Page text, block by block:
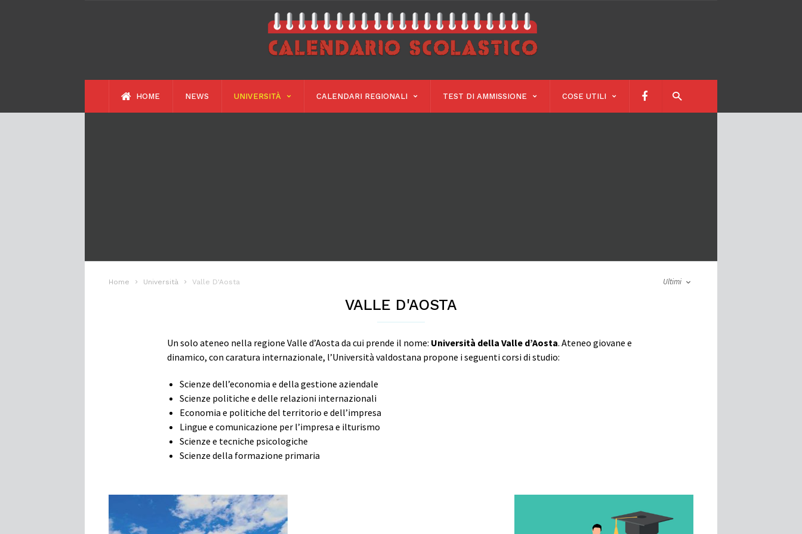
HOME NEWS UNIVERSITÀ CALENDARI REGIONALI TEST DI AMMISSIONE COSE UTILI
Home Università Valle D'Aosta Ultimi
VALLE D'AOSTA
Un solo ateneo nella regione Valle d’Aosta da cui prende il nome: Università della Valle d’Aosta. Ateneo giovane e
dinamico, con caratura internazionale, l’Università valdostana propone i seguenti corsi di studio:
Scienze dell’economia e della gestione aziendale
Scienze politiche e delle relazioni internazionali
Economia e politiche del territorio e dell’impresa
Lingue e comunicazione per l’impresa e ilturismo
Scienze e tecniche psicologiche
Scienze della formazione primaria